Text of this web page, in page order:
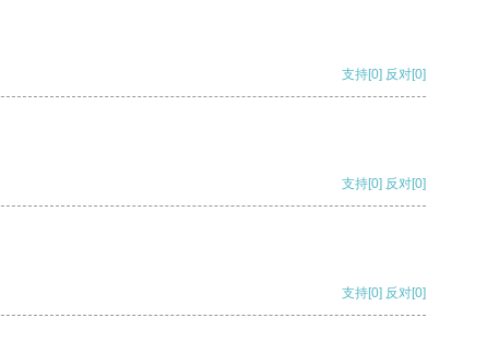
支持[0] 反对[0]
支持[0] 反对[0]
支持[0] 反对[0]